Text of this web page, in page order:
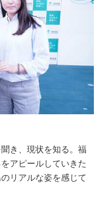
き、現状を知る。福
アピールしていきた
リアルな姿を感じて